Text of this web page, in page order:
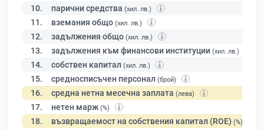
10. парични средства (хил. лв.)
11. вземания общо (хил. лв.)
12. задължения общо (хил. лв.)
13. задължения към финансови институции (хил. лв.)
14. собствен капитал (хил. лв.)
15. средносписъчен персонал (брой)
16. средна нетна месечна заплата (лева)
17. нетен марж (%)
18. възвращаемост на собствения капитал (ROE) (%)